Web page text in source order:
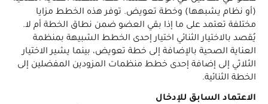
(أو نظام يشبهها) وخطة تعويض. توفر هذه الخطط مزايا
مختلفة تعتمد على ما إذا بقي العضو ضمن نطاق الخطة أم لا.
يُقصد بالاختيار الثنائي اختيار إحدى الخطط الشبيهة بمنظمة
العناية الصحية بالإضافة إلى خطة تعويض، بينما يشير الاختيار
الثلاثي إلى إضافة إحدى خطط منظمات المزودين المفضلين إلى
الخطة الثنائية.
الاعتماد السابق للإدخال